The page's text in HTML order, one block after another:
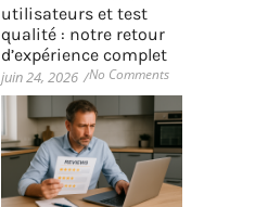
utilisateurs et test
qualité : notre retour
d’expérience complet
juin 24, 2026 /No Comments